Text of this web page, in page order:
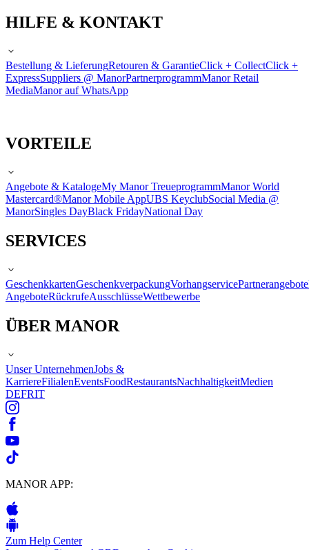
HILFE & KONTAKT
Bestellung & LieferungRetouren & GarantieClick + CollectClick +
ExpressSuppliers @ ManorPartnerprogrammManor Retail
MediaManor auf WhatsApp
VORTEILE
Angebote & KatalogeMy Manor TreueprogrammManor World
Mastercard®Manor Mobile AppUBS KeyclubSocial Media @
ManorSingles DayBlack FridayNational Day
SERVICES
GeschenkkartenGeschenkverpackungVorhangservicePartnerangebote
AngeboteRückrufeAusschlüsseWettbewerbe
ÜBER MANOR
Unser UnternehmenJobs &
KarriereFilialenEventsFoodRestaurantsNachhaltigkeitMedien
DEFRIT
MANOR APP:
Zum Help Center